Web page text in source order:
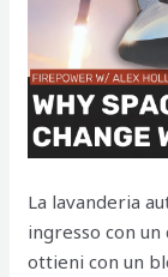
La lavanderia
ingresso con
ottieni con un